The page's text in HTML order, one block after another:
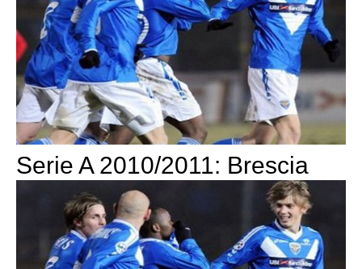
Serie A 2010/2011: Brescia